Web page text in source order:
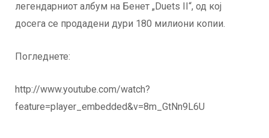
легендарниот албум на Бенет „Duets II“, од кој
досега се продадени дури 180 милиони копии.
Погледнете:
http://www.youtube.com/watch?
feature=player_embedded&v=8m_GtNn9L6U